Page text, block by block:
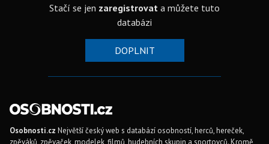
Stačí se jen zaregistrovat a můžete tuto
databázi
DOPLNIT
Osobnosti.cz Největší český web s databází osobností, herců, hereček,